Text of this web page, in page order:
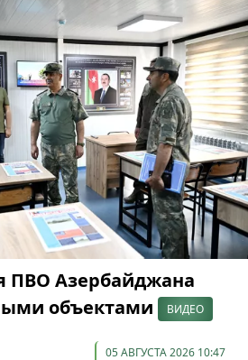
ПВО Азербайджана
объектами
ВИДЕО
05 АВГУСТА 2026 10:47